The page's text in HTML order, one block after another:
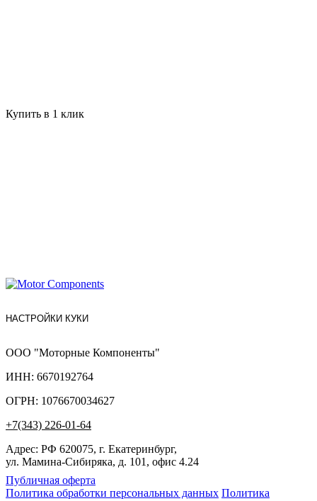
Купить в 1 клик
НАСТРОЙКИ КУКИ
ООО "Моторные Компоненты"
ИНН: 6670192764
ОГРН: 1076670034627
+7(343) 226-01-64
Адрес: РФ 620075, г. Екатеринбург,
ул. Мамина-Сибиряка, д. 101, офис 4.24
Публичная оферта
Политика обработки персональных данных Политика